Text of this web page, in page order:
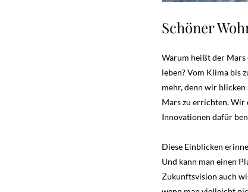
Schöner
Warum heißt der Mars
leben? Vom Klima bis
mehr, denn wir
Mars zu errichten. Wir
Innovationen dafür
Diese Einblicken
Und kann man einen
Zukunftsvision auch